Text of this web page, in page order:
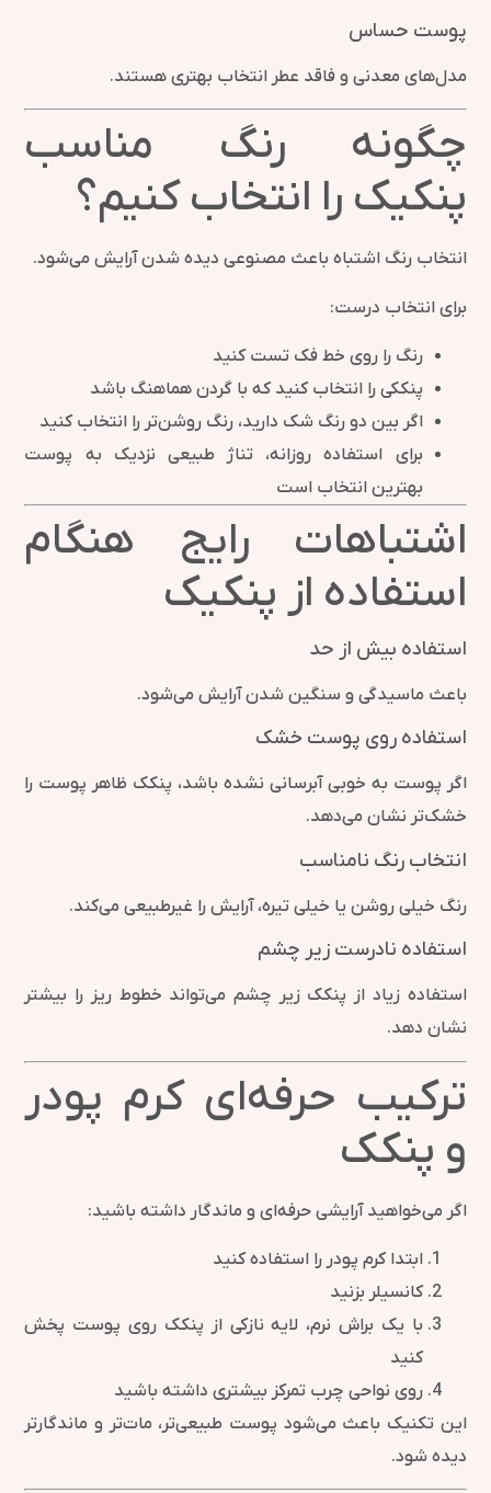
پوست حساس
مدل‌های معدنی و فاقد عطر انتخاب بهتری هستند.
چگونه رنگ مناسب
پنکیک را انتخاب کنیم؟
انتخاب رنگ اشتباه باعث مصنوعی دیده شدن آرایش می‌شود.
برای انتخاب درست:
رنگ را روی خط فک تست کنید
پنککی را انتخاب کنید که با گردن هماهنگ باشد
اگر بین دو رنگ شک دارید، رنگ روشن‌تر را انتخاب کنید
برای استفاده روزانه، تناژ طبیعی نزدیک به پوست
بهترین انتخاب است
اشتباهات رایج هنگام
استفاده از پنکیک
استفاده بیش از حد
باعث ماسیدگی و سنگین شدن آرایش می‌شود.
استفاده روی پوست خشک
اگر پوست به خوبی آبرسانی نشده باشد، پنکک ظاهر پوست را
خشک‌تر نشان می‌دهد.
انتخاب رنگ نامناسب
رنگ خیلی روشن یا خیلی تیره، آرایش را غیرطبیعی می‌کند.
استفاده نادرست زیر چشم
استفاده زیاد از پنکک زیر چشم می‌تواند خطوط ریز را بیشتر
نشان دهد.
ترکیب حرفه‌ای کرم پودر
و پنکک
اگر می‌خواهید آرایشی حرفه‌ای و ماندگار داشته باشید:
ابتدا کرم پودر را استفاده کنید
کانسیلر بزنید
با یک براش نرم، لایه نازکی از پنکک روی پوست پخش
کنید
روی نواحی چرب تمرکز بیشتری داشته باشید
این تکنیک باعث می‌شود پوست طبیعی‌تر، مات‌تر و ماندگارتر
دیده شود.